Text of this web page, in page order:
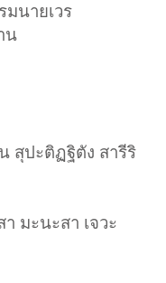
มนายเวร
น
สุปะติฏฐิตัง สารีริ
มะนะสา เจวะ